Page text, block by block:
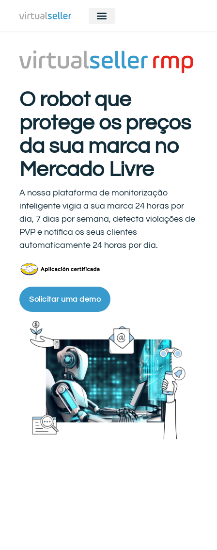
O robot que
protege os preços
da sua marca no
Mercado Livre
A nossa plataforma de monitorização
inteligente vigia a sua marca 24 horas por
dia, 7 dias por semana, detecta violações de
PVP e notifica os seus clientes
automaticamente 24 horas por dia.
Solicitar uma demo